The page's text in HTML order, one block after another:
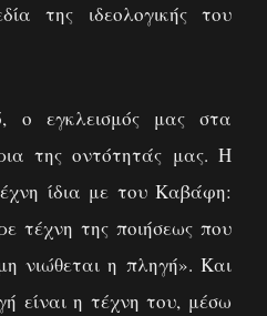
της ιδεολογικής του
ο εγκλεισμός μας στα
της οντότητάς μας. Η
ίδια με του Καβάφη:
τέχνη της ποιήσεως που
νιώθεται η πληγή». Και
είναι η τέχνη του, μέσω